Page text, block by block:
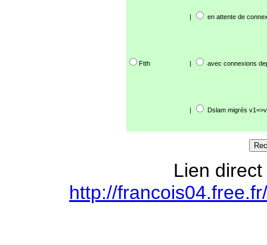
| en attente de
Ftth | avec connexions
| Dslam migrés
Lien
http://